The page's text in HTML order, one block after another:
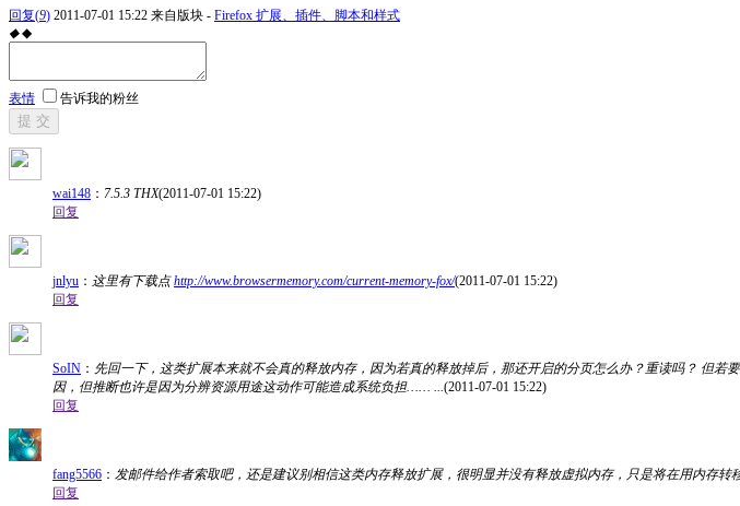
回复(9) 2011-07-01 15:22 来自版块 - Firefox 扩展、插件、脚本和样式
◆ ◆
表情 告诉我的粉丝
提 交
wai148 ： 7.5.3 THX(2011-07-01 15:22)
回复
jnlyu ： 这里有下载点http://www.browsermemory.com/current-memory-fox/(2011-07-01 15:22)
回复
SoIN ： 先回一下，这类扩展本来就不会真的释放内存，因为若真的释放掉后，那还开启的分页怎么办？重读吗？ 但
因，但推断也许是因为分辨资源用途这动作可能造成系统负担…… ...(2011-07-01 15:22)
回复
fang5566 ： 发邮件给作者索取吧，还是建议别相信这类内存释放扩展，很明显并没有释放虚拟内存，只是将在用内存转
回复